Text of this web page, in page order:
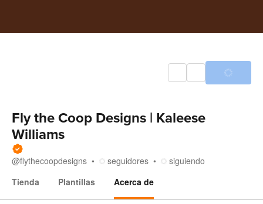
Fly the Coop Designs | Kaleese
Williams
@flythecoopdesigns seguidores
siguiendo
Tienda
Plantillas Acerca de